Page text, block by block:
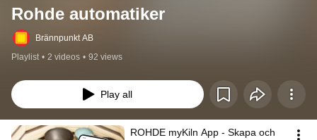
Rohde automatiker
Brännpunkt AB
Playlist • 2 videos • 92 views
Play all
ROHDE myKiln App - Skapa och